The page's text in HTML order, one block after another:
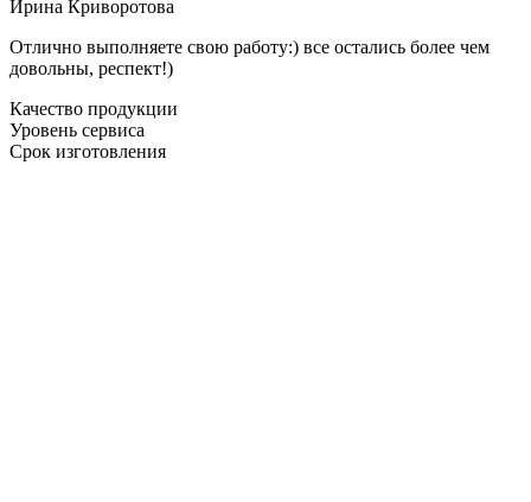
Ирина Криворотова
Отлично выполняете свою работу:) все остались более чем
довольны, респект!)
Качество продукции
Уровень сервиса
Срок изготовления